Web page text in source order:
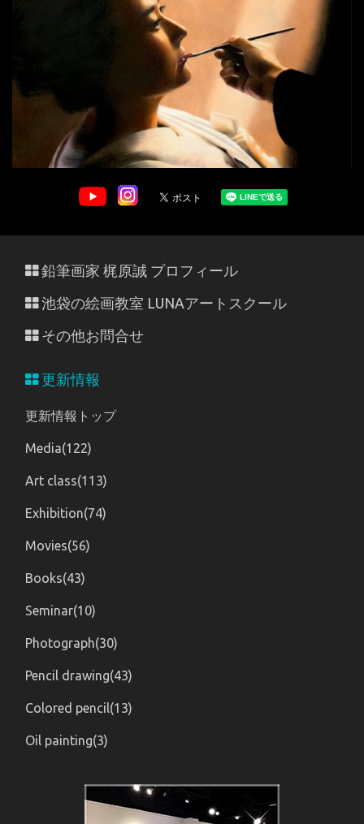
鉛筆画家 梶原誠 プロフィール
池袋の絵画教室 LUNAアートスクール
その他お問合せ
更新情報
更新情報トップ
Media(122)
Art class(113)
Exhibition(74)
Movies(56)
Books(43)
Seminar(10)
Photograph(30)
Pencil drawing(43)
Colored pencil(13)
Oil painting(3)